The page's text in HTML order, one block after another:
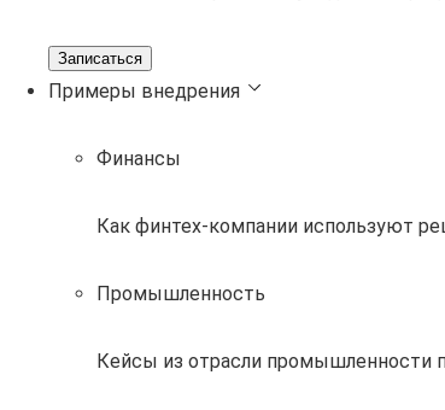
Записаться
Примеры внедрения
Финансы
Как финтех-компании используют
Промышленность
Кейсы из отрасли промышленности